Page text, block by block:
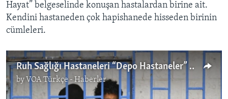
Hayat” belgeselinde konuşan hastalardan birine ait.
Kendini hastaneden çok hapishanede hisseden birinin
cümleleri.
Ruh Sağlığı Hastaneleri “Depo Hastaneler” mi?
by VOA Türkçe - Haberler